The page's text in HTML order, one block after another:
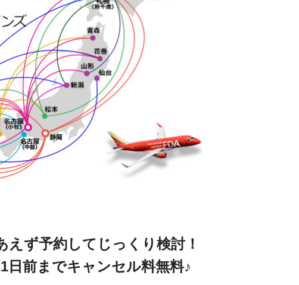
えず予約してじっくり検討！
日前までキャンセル料無料♪